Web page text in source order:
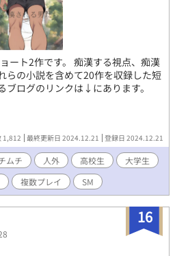
ート2作です。 痴漢する視点、痴漢
らの小説を含めて20作を収録した短
ブログのリンクは↓にあります。
1,812 最終更新日 2024.12.21 登録日 2024.12.21
ムチ 人外 高校生
大学生
複数プレイ SM
16